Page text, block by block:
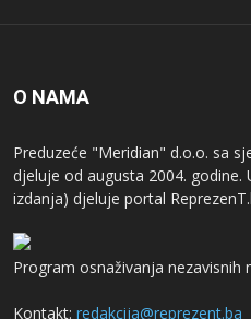
O NAMA
Preduzeće "Meridian" d.o.o. sa
djeluje od augusta 2004. godine.
izdanja) djeluje portal
Program osnaživanja
Kontakt: redakcija@reprezent.ba